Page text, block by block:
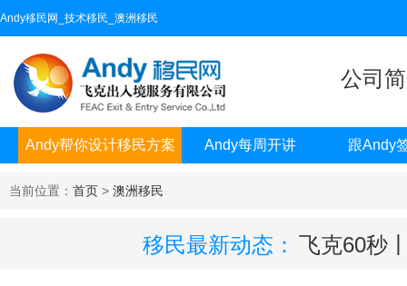
Andy移民网_技术移民_澳洲移民
公司
Andy帮你设计移民方案 Andy每周开讲 跟Andy
当前位置： 首页 > 澳洲移民
移民最新动态： 飞克60秒